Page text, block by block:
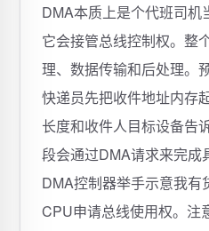
DMA本质上是个代班司机
它会接管总线控制权。整
理、数据传输和后处理。
快递员先把收件地址内存
长度和收件人目标设备告
段会通过DMA请求来完成
DMA控制器举手示意我有
CPU申请总线使用权。注